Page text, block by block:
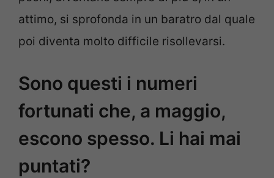
attimo, si sprofonda in un baratro dal quale
poi diventa molto difficile risollevarsi.
Sono questi i numeri
fortunati che, a maggio,
escono spesso. Li hai mai
puntati?